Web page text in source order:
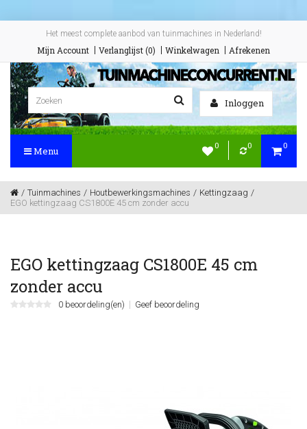
Het meest complete aanbod van tuinmachines in Nederland!
Mijn Account Verlanglijst (0) Winkelwagen Afrekenen
Inloggen
0 0 0
Menu
Tuinmachines Houtbewerkingsmachines
Kettingzaag
EGO kettingzaag CS1800E 45 cm zonder accu
EGO kettingzaag CS1800E 45 cm
zonder accu
0 beoordeling(en) Geef beoordeling